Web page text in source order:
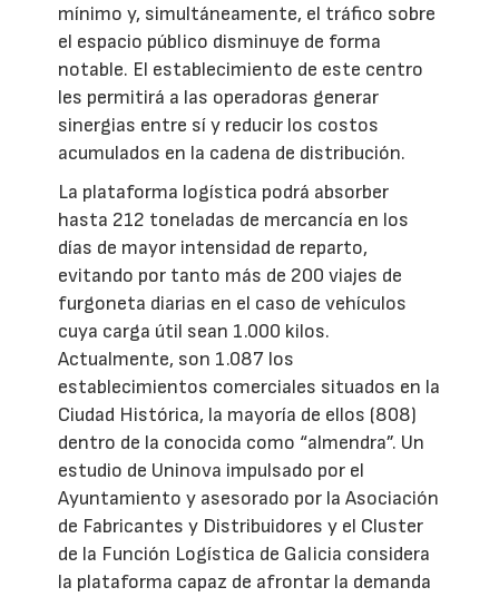
mínimo y, simultáneamente, el tráfico sobre
el espacio público disminuye de forma
notable. El establecimiento de este centro
les permitirá a las operadoras generar
sinergias entre sí y reducir los costos
acumulados en la cadena de distribución.
La plataforma logística podrá absorber
hasta 212 toneladas de mercancía en los
días de mayor intensidad de reparto,
evitando por tanto más de 200 viajes de
furgoneta diarias en el caso de vehículos
cuya carga útil sean 1.000 kilos.
Actualmente, son 1.087 los
establecimientos comerciales situados en la
Ciudad Histórica, la mayoría de ellos (808)
dentro de la conocida como “almendra”. Un
estudio de Uninova impulsado por el
Ayuntamiento y asesorado por la Asociación
de Fabricantes y Distribuidores y el Cluster
de la Función Logística de Galicia considera
la plataforma capaz de afrontar la demanda